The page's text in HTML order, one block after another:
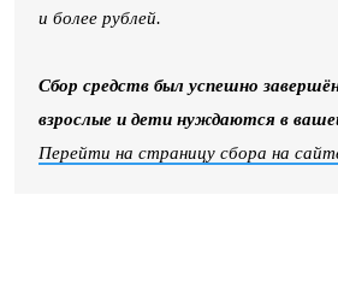
и более рублей.
Сбор средств был успешно
взрослые и дети нуждаются в
Перейти на страницу сбора на